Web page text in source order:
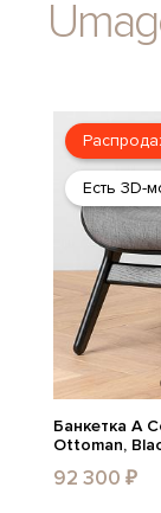
Есть 3D-
Банкетка A
Ottoman,
92 300 ₽